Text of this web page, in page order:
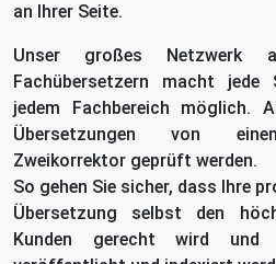
an Ihrer Seite.
Unser großes Netzwerk
Fachübersetzern macht jede
jedem Fachbereich möglich.
Übersetzungen von
Zweikorrektor geprüft werden.
So gehen Sie sicher, dass Ihre
Übersetzung selbst den
Kunden gerecht wird und